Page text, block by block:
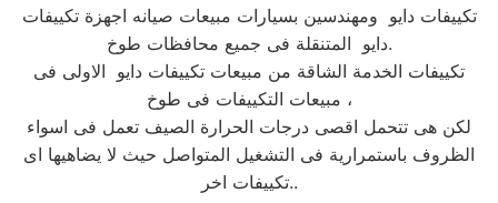
تكييفات دايو ومهندسين بسيارات مبيعات صيانه اجهزة تكييفات
دايو المتنقلة فى جميع محافظات طوخ.
تكييفات الخدمة الشاقة من مبيعات تكييفات دايو الاولى فى
مبيعات التكييفات فى طوخ ،
لكن هى تتحمل اقصى درجات الحرارة الصيف تعمل فى اسواء
الظروف باستمرارية فى التشغيل المتواصل حيث لا يضاهيها اى
تكييفات اخر..